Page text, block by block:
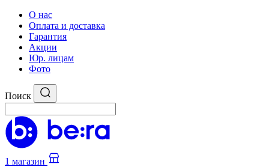
О нас
Оплата и доставка
Гарантия
Акции
Юр. лицам
Фото
Поиск
1 магазин